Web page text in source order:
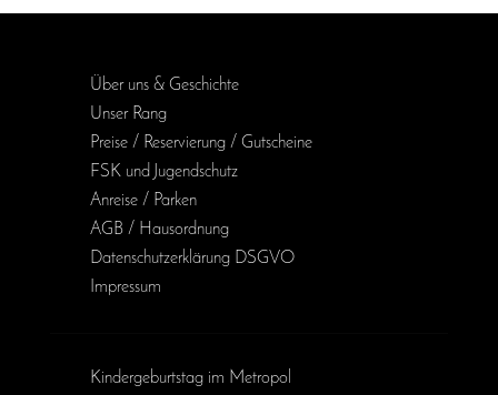
Über uns & Geschichte
Unser Rang
Preise / Reservierung / Gutscheine
FSK und Jugendschutz
Anreise / Parken
AGB / Haus­ordnung
Daten­schutz­erklärung DSGVO
Impressum
Kinder­geburts­tag im Metropol